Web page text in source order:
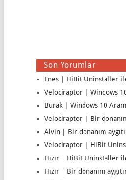
Son Yorumlar
Enes | HiBit Uninstaller
Velociraptor | Windows
Burak | Windows 10
Velociraptor | Bir
Alvin | Bir donanım
Velociraptor | HiBit
Hızır | HiBit Uninstaller
Hızır | Bir donanım